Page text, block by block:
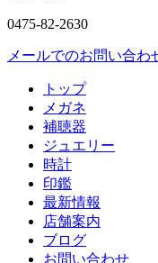
0475-82-2630
メールでのお問い合わ
トップ
メガネ
補聴器
ジュエリー
時計
印鑑
最新情報
店舗案内
ブログ
お問い合わせ